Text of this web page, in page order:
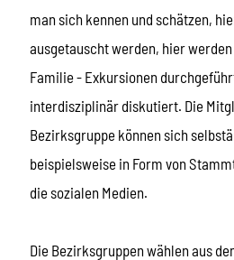
man sich kennen und schätzen,
ausgetauscht werden, hier
Familie - Exkursionen
interdisziplinär diskutiert. Die
Bezirksgruppe können sich
beispielsweise in Form von
die sozialen Medien.
Die Bezirksgruppen wählen aus